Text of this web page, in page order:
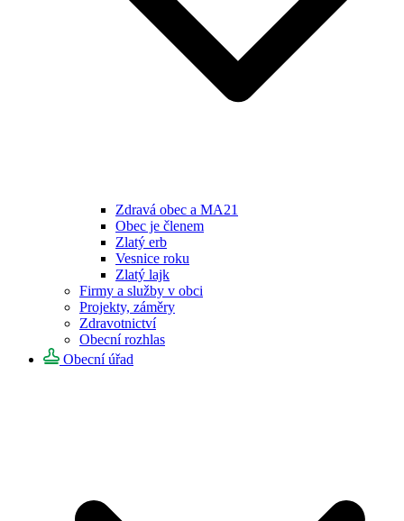
Zdravá obec a MA21
Obec je členem
Zlatý erb
Vesnice roku
Zlatý lajk
Firmy a služby v obci
Projekty, záměry
Zdravotnictví
Obecní rozhlas
Obecní úřad